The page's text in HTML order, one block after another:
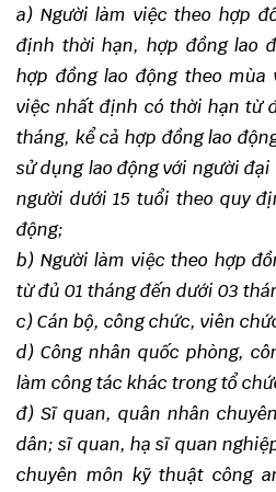
a) Người làm việc theo hợp
định thời hạn, hợp đồng lao
hợp đồng lao động theo
việc nhất định có thời hạn từ
tháng, kể cả hợp đồng lao
sử dụng lao động với người
người dưới 15 tuổi theo quy
động;
b) Người làm việc theo hợp
từ đủ 01 tháng đến dưới 03
c) Cán bộ, công chức, viên
d) Công nhân quốc phòng,
làm công tác khác trong tổ
đ) Sĩ quan, quân nhân
dân; sĩ quan, hạ sĩ quan
chuyên môn kỹ thuật công